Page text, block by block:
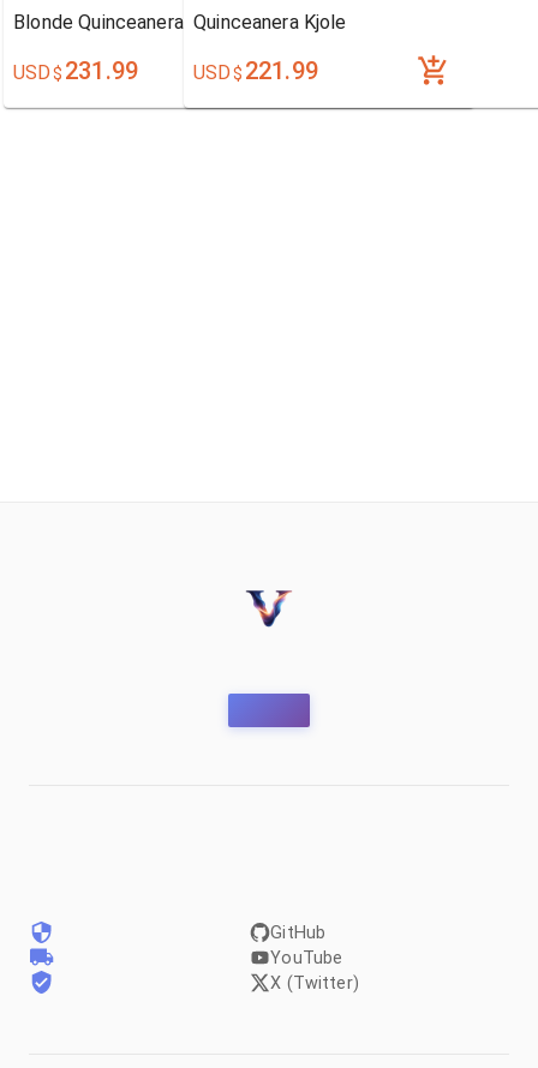
Blonde Quinceanera Kjole
USD$ 231.99
Quinceanera Kjole
USD$ 221.99
GitHub
YouTube
X (Twitter)